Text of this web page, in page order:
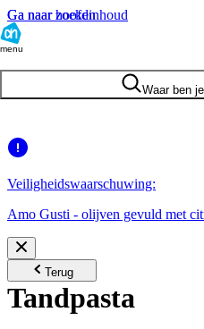
Ga naar hoofdinhoud
Ga naar zoeken
menu
Waar ben
Veiligheidswaarschuwing:
Amo Gusti - olijven gevuld met
Terug
Tandpasta